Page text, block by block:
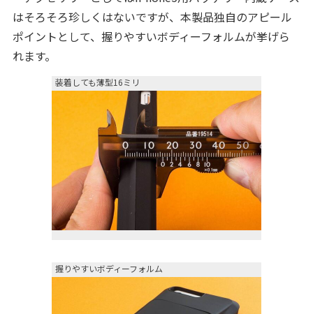
はそろそろ珍しくはないですが、本製品独自のアピール
ポイントとして、握りやすいボディーフォルムが挙げら
れます。
装着しても薄型16ミリ
握りやすいボディーフォルム